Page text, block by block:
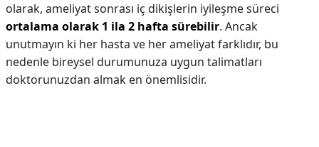
olarak, ameliyat sonrası iç dikişlerin iyileşme süreci
ortalama olarak 1 ila 2 hafta sürebilir. Ancak
unutmayın ki her hasta ve her ameliyat farklıdır, bu
nedenle bireysel durumunuza uygun talimatları
doktorunuzdan almak en önemlisidir.